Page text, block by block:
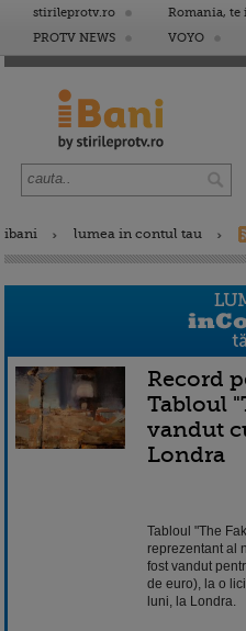
stirileprotv.ro Romania, te
PROTV NEWS
VOYO
ibani lumea in contul tau
Record
Tabloul
vandut
Londra
Tabloul "The
reprezentant al
fost vandut
de euro), la o
luni, la Londra.